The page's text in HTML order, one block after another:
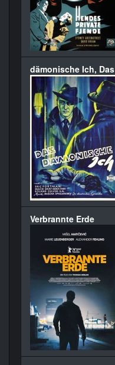
dämonische Ich, Das
Verbrannte Erde